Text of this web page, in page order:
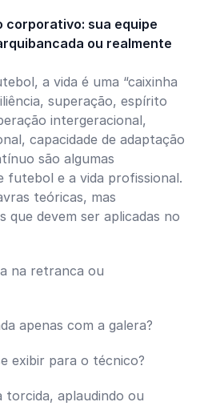
corporativo: sua equipe
ou realmente
a vida é uma “caixinha
superação, espírito
intergeracional,
capacidade de adaptação
são algumas
futebol e a vida profissional.
teóricas, mas
que devem ser aplicadas no
na retranca ou
apenas com a galera?
exibir para o técnico?
aplaudindo ou